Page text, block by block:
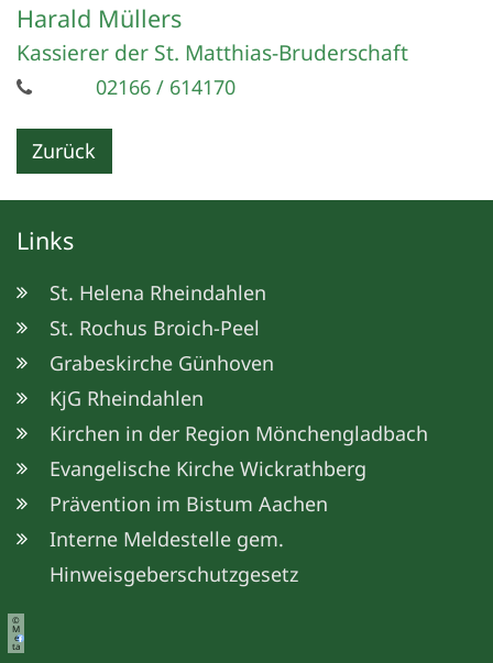
Harald Müllers
Kassierer der St. Matthias-Bruderschaft
02166 / 614170
Zurück
Links
St. Helena Rheindahlen
St. Rochus Broich-Peel
Grabeskirche Günhoven
KjG Rheindahlen
Kirchen in der Region Mönchengladbach
Evangelische Kirche Wickrathberg
Prävention im Bistum Aachen
Interne Meldestelle gem.
Hinweisgeberschutzgesetz
©
M
e
ta